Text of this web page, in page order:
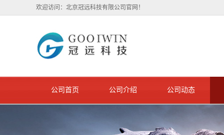
欢迎访问：北京冠远科技有限公司官网！
公司首页 公司介绍 公司动态